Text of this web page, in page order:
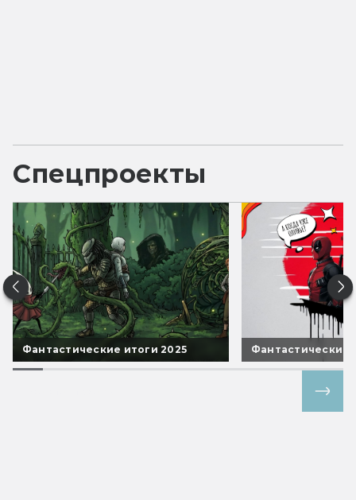
Спецпроекты
Фантастические итоги 2025 Фантастические